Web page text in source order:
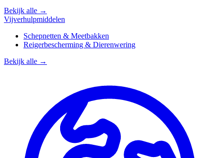
Bekijk alle →
Vijverhulpmiddelen
Schepnetten & Meetbakken
Reigerbescherming & Dierenwering
Bekijk alle →